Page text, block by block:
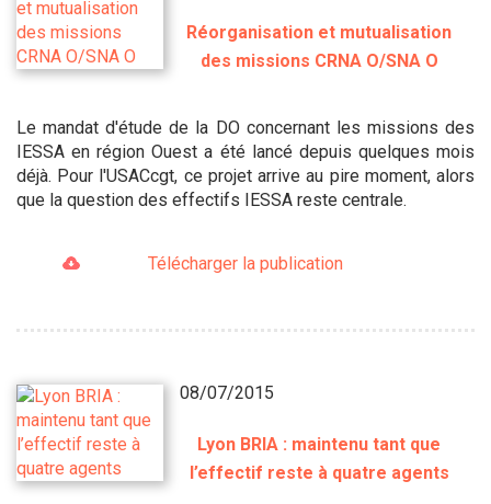
Réorganisation et mutualisation
des missions CRNA O/SNA O
Le mandat d'étude de la DO concernant les missions des
IESSA en région Ouest a été lancé depuis quelques mois
déjà. Pour l'USACcgt, ce projet arrive au pire moment, alors
que la question des effectifs IESSA reste centrale.
Télécharger la publication
08/07/2015
Lyon BRIA : maintenu tant que
l’effectif reste à quatre agents